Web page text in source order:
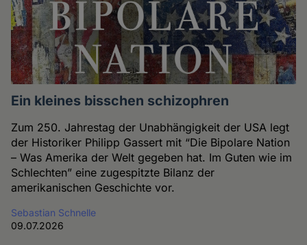
Ein kleines bisschen schizophren
Zum 250. Jahrestag der Unabhängigkeit der USA legt
der Historiker Philipp Gassert mit “Die Bipolare Nation
– Was Amerika der Welt gegeben hat. Im Guten wie im
Schlechten” eine zugespitzte Bilanz der
amerikanischen Geschichte vor.
Sebastian Schnelle
09.07.2026